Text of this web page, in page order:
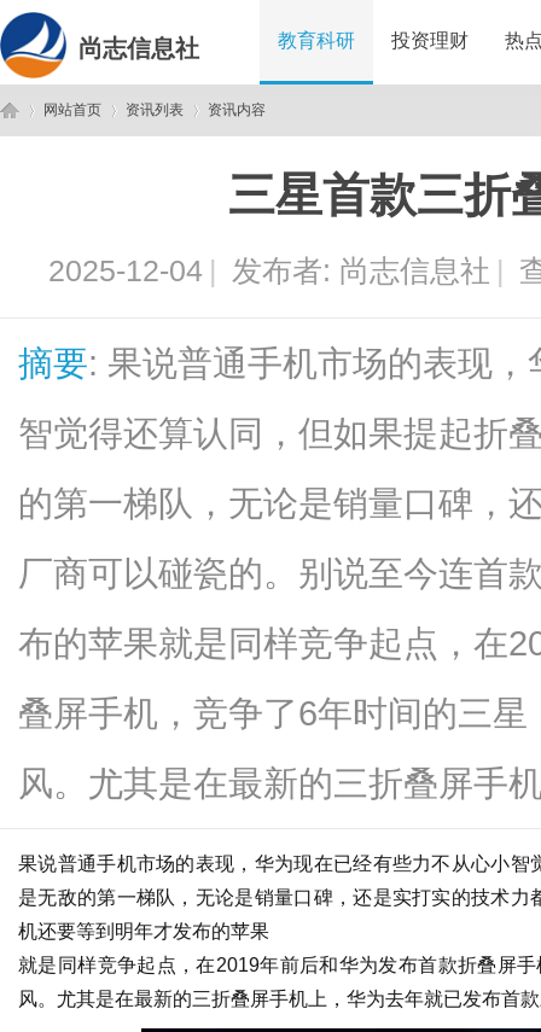
尚志信息社 教育科研 投资理财 热
网站首页 资讯列表 资讯内容
三星首款三折
2025-12-04 | 发布者: 尚志信息社 |
摘要: 果说普通手机市场的表现
智觉得还算认同，但如果提起折
的第一梯队，无论是销量口碑，
厂商可以碰瓷的。别说至今连首
布的苹果就是同样竞争起点，在
叠屏手机，竞争了6年时间的三
风。尤其是在最新的三折叠屏手
果说普通手机市场的表现，华为现在已经有些力不从心小
是无敌的第一梯队，无论是销量口碑，还是实打实的技术
机还要等到明年才发布的苹果
就是同样竞争起点，在2019年前后和华为发布首款折叠屏
风。尤其是在最新的三折叠屏手机上，华为去年就已发布首